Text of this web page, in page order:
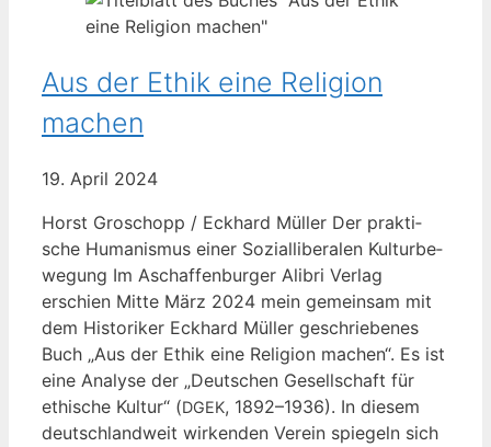
Aus der Ethik eine Religion
machen
19. April 2024
Horst Gro­schopp / Eck­hard Mül­ler Der prak­ti­
sche Huma­nis­mus einer Sozi­al­li­be­ra­len Kul­tur­be­
we­gung Im Aschaf­fen­bur­ger Ali­bri Ver­lag
erschien Mit­te März 2024 mein gemein­sam mit
dem His­to­ri­ker Eck­hard Mül­ler geschrie­be­nes
Buch „Aus der Ethik eine Reli­gi­on machen“. Es ist
eine Ana­ly­se der „Deut­schen Gesell­schaft für
ethi­sche Kul­tur“ (DGEK, 1892–1936). In die­sem
deutsch­land­weit wir­ken­den Ver­ein spie­geln sich